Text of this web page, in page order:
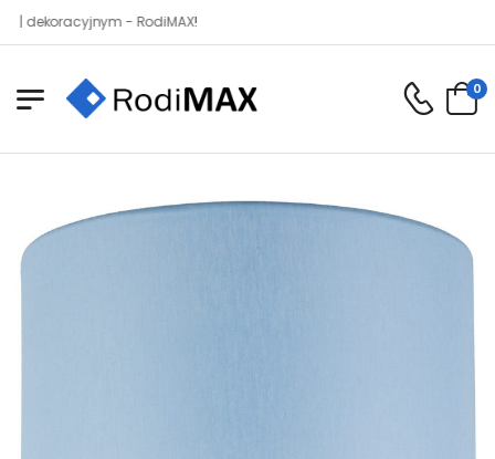
- RodiMAX!
0